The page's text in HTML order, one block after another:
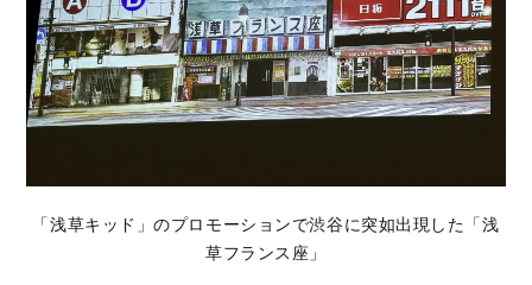
「浅草キッド」のプロモーションで渋谷に突如出現した「浅
草フランス座」